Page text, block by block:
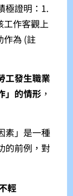
極證明：1.
工作客觀上
作為 (註
工發生職業
」的情形，
素」是一種
的前例，對
輕